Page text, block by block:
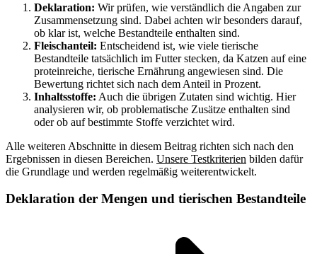
Deklaration: Wir prüfen, wie verständlich die Angaben zur
Zusammensetzung sind. Dabei achten wir besonders darauf,
ob klar ist, welche Bestandteile enthalten sind.
Fleischanteil: Entscheidend ist, wie viele tierische
Bestandteile tatsächlich im Futter stecken, da Katzen auf eine
proteinreiche, tierische Ernährung angewiesen sind. Die
Bewertung richtet sich nach dem Anteil in Prozent.
Inhaltsstoffe: Auch die übrigen Zutaten sind wichtig. Hier
analysieren wir, ob problematische Zusätze enthalten sind
oder ob auf bestimmte Stoffe verzichtet wird.
Alle weiteren Abschnitte in diesem Beitrag richten sich nach den
Ergebnissen in diesen Bereichen. Unsere Testkriterien bilden dafür
die Grundlage und werden regelmäßig weiterentwickelt.
Deklaration der Mengen und tierischen Bestandteile